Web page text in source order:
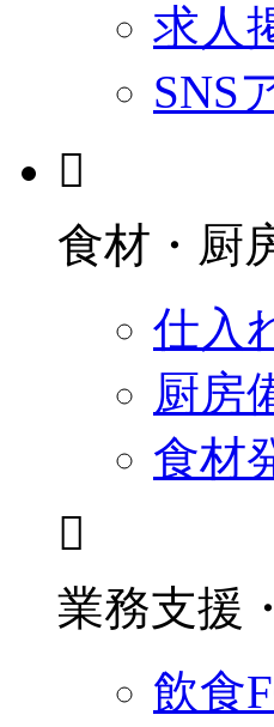
求人
SNS
食材・厨
仕入
厨房
食材
業務支援
飲食